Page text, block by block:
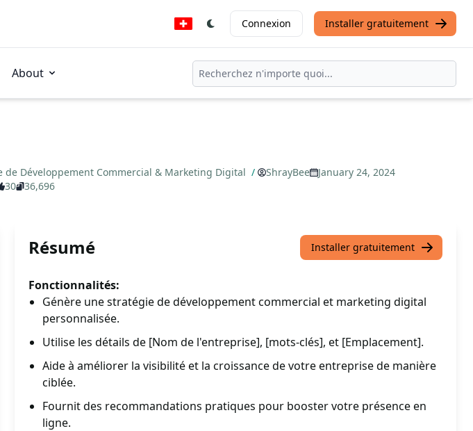
Connexion Installer gratuitement
About
de Développement Commercial & Marketing Digital / ShrayBee
January 24, 2024
30 36,696
Résumé Installer gratuitement
Fonctionnalités:
Génère une stratégie de développement commercial et marketing digital
personnalisée.
Utilise les détails de [Nom de l'entreprise], [mots-clés], et [Emplacement].
Aide à améliorer la visibilité et la croissance de votre entreprise de manière
ciblée.
Fournit des recommandations pratiques pour booster votre présence en
ligne.